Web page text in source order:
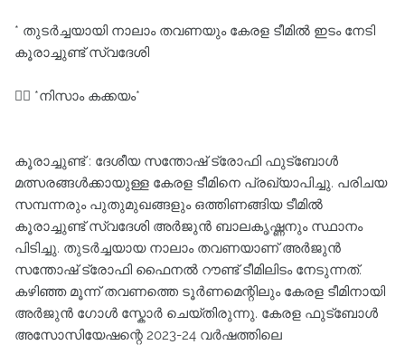
* തുടർച്ചയായി നാലാം തവണയും കേരള ടീമിൽ ഇടം നേടി
കൂരാച്ചുണ്ട് സ്വദേശി
✍🏿 *നിസാം കക്കയം*
കൂരാച്ചുണ്ട് : ദേശീയ സന്തോഷ്‌ ട്രോഫി ഫുട്‌ബോൾ
മത്സരങ്ങൾക്കായുള്ള കേരള ടീമിനെ പ്രഖ്യാപിച്ചു. പരിചയ
സമ്പന്നരും പുതുമുഖങ്ങളും ഒത്തിണങ്ങിയ ടീമിൽ
കൂരാച്ചുണ്ട് സ്വദേശി അർജുൻ ബാലകൃഷ്ണനും സ്ഥാനം
പിടിച്ചു. തുടർച്ചയായ നാലാം തവണയാണ് അർജുൻ
സന്തോഷ്‌ ട്രോഫി ഫൈനൽ റൗണ്ട് ടീമിലിടം നേടുന്നത്.
കഴിഞ്ഞ മൂന്ന് തവണത്തെ ടൂർണമെന്റിലും കേരള ടീമിനായി
അർജുൻ ഗോൾ സ്കോർ ചെയ്തിരുന്നു. കേരള ഫുട്‌ബോൾ
അസോസിയേഷന്റെ 2023-24 വർഷത്തിലെ